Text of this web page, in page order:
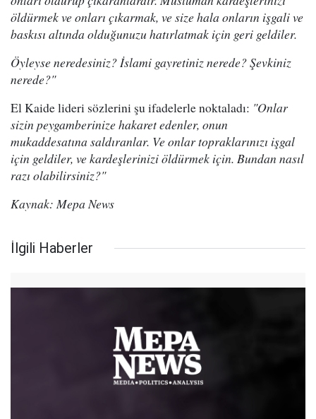
öldürmek ve onları çıkarmak, ve size hala onların işgali ve
baskısı altında olduğunuzu hatırlatmak için geri geldiler.
Öyleyse neredesiniz? İslami gayretiniz nerede? Şevkiniz
nerede?"
El Kaide lideri sözlerini şu ifadelerle noktaladı: "Onlar
sizin peygamberinize hakaret edenler, onun
mukaddesatına saldıranlar. Ve onlar topraklarınızı işgal
için geldiler, ve kardeşlerinizi öldürmek için. Bundan nasıl
razı olabilirsiniz?"
Kaynak: Mepa News
İlgili Haberler